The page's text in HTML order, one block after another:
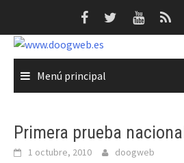
contenido
Menú principal
Primera prueba
1 octubre, 2010 doogweb